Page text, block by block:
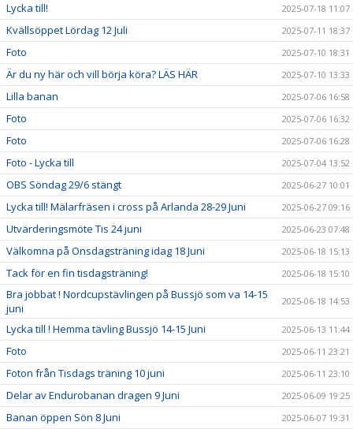
Lycka till! 2025-07-18 11:07
Kvällsöppet Lördag 12 Juli 2025-07-11 18:37
Foto 2025-07-10 18:31
Är du ny här och vill börja köra? LÄS HÄR 2025-07-10 13:33
Lilla banan 2025-07-06 16:58
Foto 2025-07-06 16:32
Foto 2025-07-06 16:28
Foto - Lycka till 2025-07-04 13:52
OBS Söndag 29/6 stängt 2025-06-27 10:01
Lycka till! Mälarfräsen i cross på Arlanda 28-29 Juni 2025-06-27 09:16
Utvärderingsmöte Tis 24 juni 2025-06-23 07:48
Välkomna på Onsdagsträning idag 18 Juni 2025-06-18 15:13
Tack för en fin tisdagsträning! 2025-06-18 15:10
Bra jobbat ! Nordcupstävlingen på Bussjö som va 14-15
juni
2025-06-18 14:53
Lycka till ! Hemma tävling Bussjö 14-15 Juni 2025-06-13 11:44
Foto 2025-06-11 23:21
Foton från Tisdags träning 10 juni 2025-06-11 23:10
Delar av Endurobanan dragen 9 Juni 2025-06-09 19:25
Banan öppen Sön 8 Juni 2025-06-07 19:31